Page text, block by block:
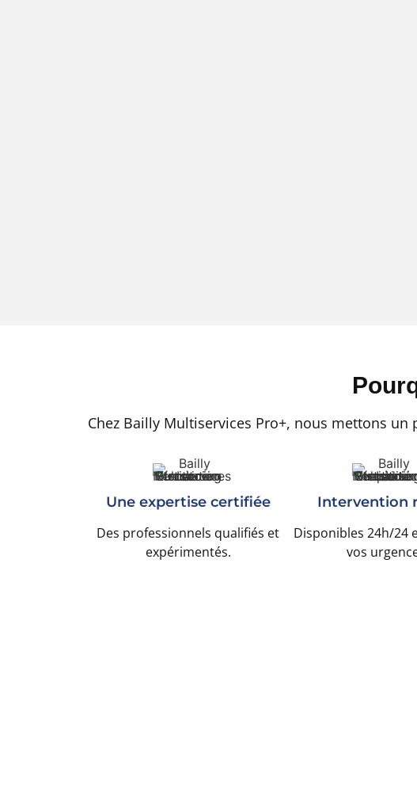
Chez Bailly Multiservices Pro+, nous mettons
Une expertise certifiée
Des professionnels qualifiés et
expérimentés.
Intervention
Disponibles 24h/24
vos